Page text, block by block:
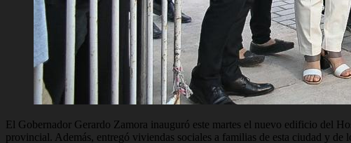
El Gobernador Gerardo Zamora inauguró este martes el nuevo edificio del
provincial. Además, entregó viviendas sociales a familias de esta ciudad y de